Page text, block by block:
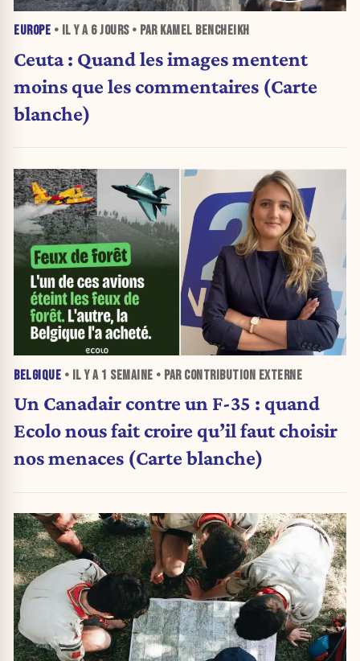
EUROPE • IL Y A 6 JOURS• PAR KAMEL BENCHEIKH
Ceuta : Quand les images mentent
moins que les commentaires (Carte
blanche)
BELGIQUE • IL Y A 1 SEMAINE • PAR CONTRIBUTION EXTERNE
Un Canadair contre un F-35 : quand
Ecolo nous fait croire qu’il faut choisir
nos menaces (Carte blanche)